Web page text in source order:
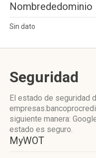
Nombrededominio
Sin dato
Seguridad
El estado de seguridad
siguiente manera:
estado es seguro.
MyWOT